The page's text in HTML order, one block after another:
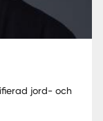
jord- och